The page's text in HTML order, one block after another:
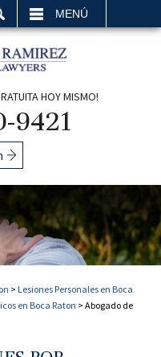
MENÚ
HOY MISMO!
9421
> Lesiones Personales en Boca
en Boca Raton > Abogado de